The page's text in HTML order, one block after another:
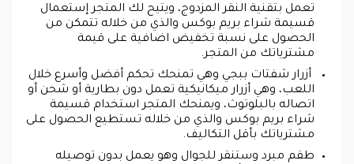
تعمل بتقنية النقر المزدوج، ويتيح لك المتجر إستعمال
قسيمة شراء بريم بوكس والذي من خلاله تتمكن من
الحصول على نسبة تخفيض اضافية على قيمة
مشترياتك من المتجر.
أزرار شفتات ببجي وهي تمنحك تحكم أفضل وأسرع خلال
اللعب، وهي أزرار ميكانيكية تعمل دون بطارية أو شحن أو
اتصاله بالبلوتوث، ويمنحك المتجر استخدام قسيمة
شراء بريم بوكس والذي من خلاله تستطيع الحصول على
مشترياتك بأقل التكاليف.
طقم مبرد وستنقر للجوال وهو يعمل بدون توصيله